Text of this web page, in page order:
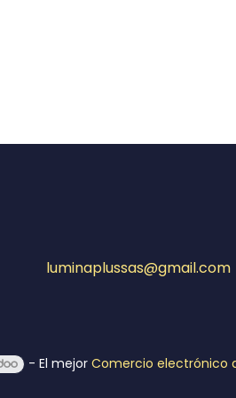
instante, sin ruidos ni
luminaplussas@gmail.com
- El mejor Comercio electrónico